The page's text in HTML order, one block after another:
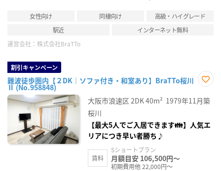
女性向け 同棲向け
高級・ハイグレード
駅近
インターネット無料
運営会社： 株式会社BraTTo
割引キャンペーン
難波徒歩圏内【２DK｜ソファ付き・和室あり】BraTTo桜川
Ⅱ (No.958848)
に入
り登
大阪市浪速区 2DK40m² 1979年11月築
桜川
【最大5人でご入居できます👪】人気エ
リアにつき早い者勝ち♪
賃料
Sショートプラン
月額目安 106,500円～
初期費用他 22,000円～